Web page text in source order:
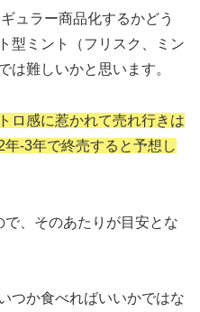
ュラー商品化するかどう
型ミント（フリスク、ミン
は難しいかと思います。
ロ感に惹かれて売れ行きは
-3年で終売すると予想し
、そのあたりが目安とな
つか食べればいいかではな